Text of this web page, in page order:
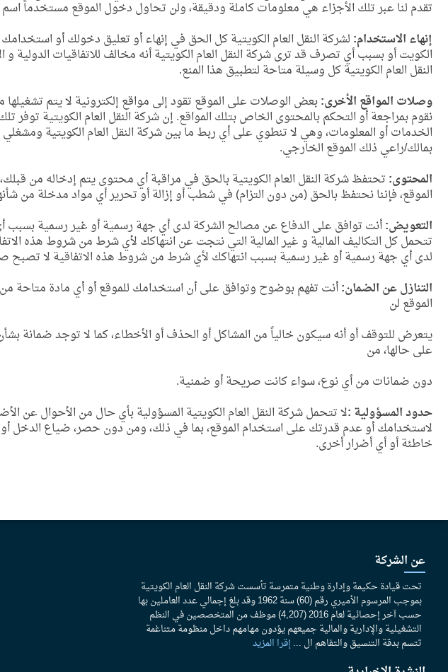
تقدم لنا عبر تلك الأجزاء هي معلومات كاملة ودقيقة، ولن تحاول دخول الموقع مستخدماً
إنهاء الاستخدام: لشركة النقل العام الكويتية كل الحق في إنهاء أو تعليق دخولك أو
الكويت أو بسبب أي تصرف قد ترى شركة النقل العام الكويتية أنه مخالف للاتفاقيات
النقل العام الكويتية كل وسيلة متاحة لتطبيق هذا المنع.
وصلات المواقع الأخرى:بعض الوصلات على الموقع تقود إلى مواقع إلكترونية لا يتم تشغيلها
نقوم بمراجعة أو التحكم بالمحتوى الخاص بتلك المواقع. إن شركة النقل العام الكويتية
الخدمات أو المعلومات، وهي لا تنطوي على أي ربط ما بين شركة النقل العام الكويتية
بمالك/راعي ذلك الموقع الخارجي.
المحتوى: تحتفظ شركة النقل العام الكويتية بالحق في مراقبة أي محتوى يتم إدخاله من
الموقع، فإننا نحتفظ بالحق (من دون التزام) في شطب أو إزالة أو تحرير أي مواد مدخلة من
التعويض:أنت توافق على الدفاع عن مصالح الشركة لدى أي جهة رسمية أو غير رسمية بسبب
تتحمل كل التكاليف المالية و غير المالية التي نتجت عن انتهاكك لأي شرط من شروط هذه
لدى أي جهة رسمية أو غير رسمية بسبب انتهاكك لأي شرط من شروط هذه الاتفاقية لا تصبح
التنازل عن الضمان:أنت تفهم بوضوح وتوافق على أن استخدامك للموقع أو أي مادة متاحة
الموقع لن
يتعرض للتوقف أو أنه سيكون خالياً من المشاكل أو الحذف أو الأخطاء، كما لا توجد ضمانة
على حالها، من
دون ضمانات من أي نوع، سواء كانت صريحة أو ضمنية.
حدود المسؤولية :لا تتحمل شركة النقل العام الكويتية المسؤولية بأي حال من الأحوال عن
لاستخدامك أو عدم قدرتك على استخدام الموقع، بما في ذلك، ومن دون حصر، ضياع الدخل أو
خاطئة أو أي أضرار أخرى.
عن الشركة
تحت قيادة حكيمة وإدارة وطنية متمرسة تأسست شركة النقل العام الكويتية
بموجب المرسوم الأميري رقم (60) سنة 1962 وقد بلغ إجمالي عدد العاملين بها
حسب آخر إحصائية لعام 2016 (4,207) موظف من المتخصصين في النظم
التشغيلية والإدارية والمالية جميعهم يؤدون مهامهم داخل منظومة متناغمة
تتسم بدقة التنسيق والتفاهم ال ...إقرا المزيد